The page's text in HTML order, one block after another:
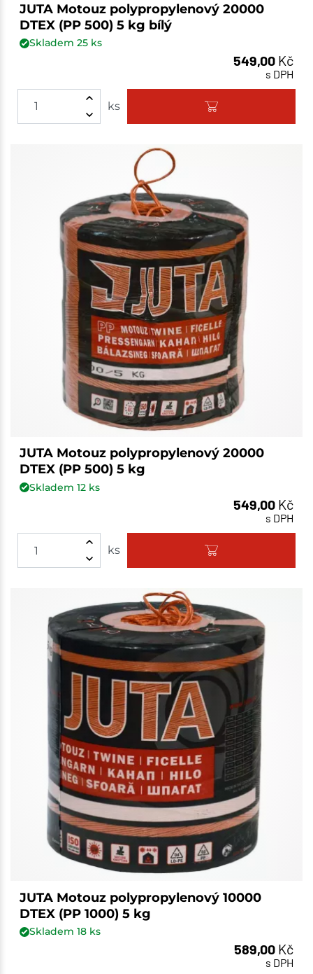
JUTA Motouz polypropylenový 20000
DTEX (PP 500) 5 kg bílý
Skladem 25ks
549,00 Kč
s DPH
ks
JUTA Motouz polypropylenový 20000
DTEX (PP 500) 5 kg
Skladem 12ks
549,00 Kč
s DPH
ks
JUTA Motouz polypropylenový 10000
DTEX (PP 1000) 5 kg
Skladem 18ks
589,00 Kč
s DPH